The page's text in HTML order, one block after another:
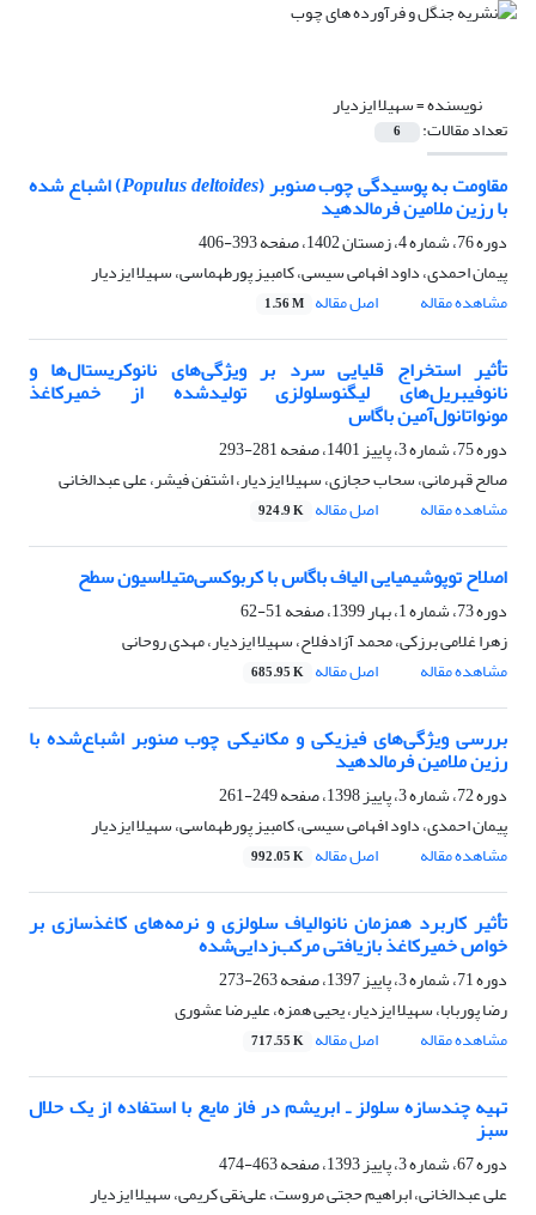
نویسنده =سهیلا ایزدیار
تعداد مقالات: 6
مقاومت به پوسیدگی چوب صنوبر (Populus deltoides) اشباع شده
با رزین ملامین فرمالدهید
دوره 76، شماره 4، زمستان 1402، صفحه
393-406
پیمان احمدی، داود افهامی سیسی، کامبیز پورطهماسی، سهیلا ایزدیار
مشاهده مقاله
اصل مقاله 1.56 M
تأثیر استخراج قلیایی سرد بر ویژگی‌های نانوکریستال‌ها و
نانو‌فیبریل‌های لیگنوسلولزی تولید‌شده از خمیرکاغذ
مونو‌اتانول‌آمین باگاس
دوره 75، شماره 3، پاییز 1401، صفحه
281-293
صالح قهرمانی، سحاب حجازی، سهیلا ایزدیار، اشتفن فیشر، علی عبدالخانی
مشاهده مقاله
اصل مقاله 924.9 K
اصلاح توپوشیمیایی الیاف باگاس با کربوکسی‌متیلاسیون سطح
دوره 73، شماره 1، بهار 1399، صفحه
51-62
زهرا غلامی برزکی، محمد آزادفلاح، سهیلا ایزدیار، مهدی روحانی
مشاهده مقاله
اصل مقاله 685.95 K
بررسی ویژگی‌های فیزیکی و مکانیکی چوب صنوبر اشباع‌شده با
رزین ملامین فرمالدهید
دوره 72، شماره 3، پاییز 1398، صفحه
249-261
پیمان احمدی، داود افهامی سیسی، کامبیز پورطهماسی، سهیلا ایزدیار
مشاهده مقاله
اصل مقاله 992.05 K
تأثیر کاربرد همزمان نانوالیاف سلولزی و نرمه‌های کاغذسازی بر
خواص خمیرکاغذ بازیافتی مرکب‌زدایی‌شده
دوره 71، شماره 3، پاییز 1397، صفحه
263-273
رضا پوربابا، سهیلا ایزدیار، یحیی همزه، علیرضا عشوری
مشاهده مقاله
اصل مقاله 717.55 K
تهیه چندسازه سلولز ـ ابریشم در فاز مایع با استفاده از یک حلال
سبز
دوره 67، شماره 3، پاییز 1393، صفحه
463-474
علی عبدالخانی، ابراهیم حجتی مروست، علی‌نقی کریمی، سهیلا ایزدیار